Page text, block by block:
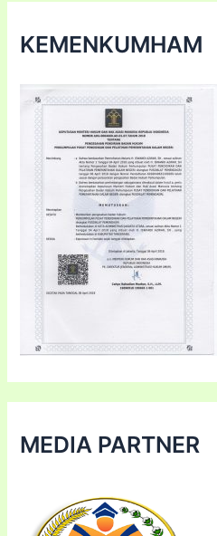
KEMENKUMHAM
MEDIA PARTNER